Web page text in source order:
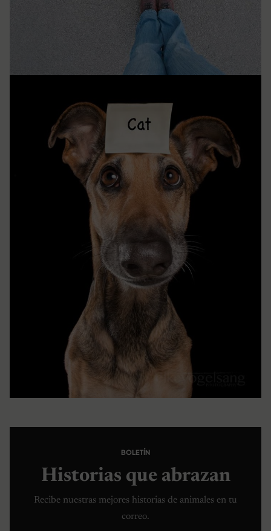
BOLETÍN
Historias que abrazan
Recibe nuestras mejores historias de animales en tu
correo.